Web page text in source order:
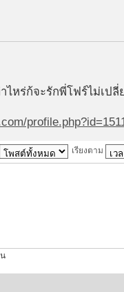
ไหร่ก้จะรักพี่โฟร์ไม่เป
เรียงตาม